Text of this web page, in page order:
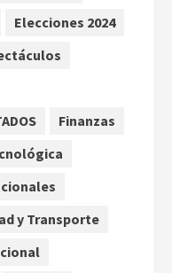
2026
reanuda
desde México
2026
un Rolex al equipo
en el AICM
Elecciones 2024
Finanzas
y Transporte